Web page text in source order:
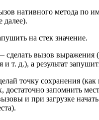
нативного метода по
далее).
на стек значение.
сделать вызов выражения
и т. д.), а результат
точку сохранения
достаточно запомнить
и при загрузке